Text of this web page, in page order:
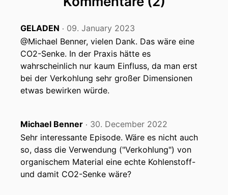
GELADEN ‧ 09. January 2023
@Michael Benner, vielen Dank. Das wäre eine
CO2-Senke. In der Praxis hätte es
wahrscheinlich nur kaum Einfluss, da man erst
bei der Verkohlung sehr großer Dimensionen
etwas bewirken würde.
Michael Benner ‧ 30. December 2022
Sehr interessante Episode. Wäre es nicht auch
so, dass die Verwendung ("Verkohlung") von
organischem Material eine echte Kohlenstoff-
und damit CO2-Senke wäre?